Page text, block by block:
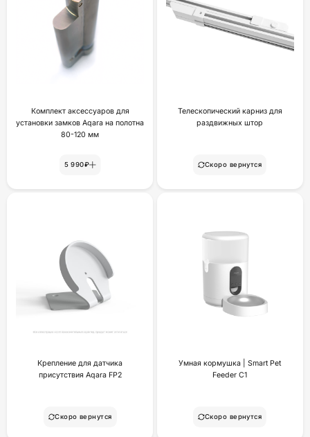
Комплект аксессуаров для
установки замков Aqara на полотна
80-120 мм
5 990₽
Телескопический карниз для
раздвижных штор
Скоро вернутся
Крепление для датчика
присутствия Aqara FP2
Скоро вернутся
Умная кормушка | Smart Pet
Feeder C1
Скоро вернутся